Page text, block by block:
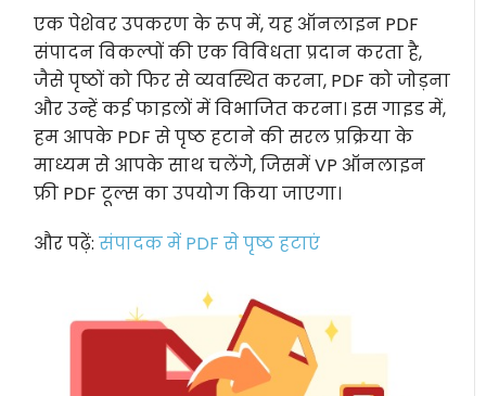
एक पेशेवर उपकरण के रूप में, यह ऑनलाइन PDF
संपादन विकल्पों की एक विविधता प्रदान करता है,
जैसे पृष्ठों को फिर से व्यवस्थित करना, PDF को जोड़ना
और उन्हें कई फाइलों में विभाजित करना। इस गाइड में,
हम आपके PDF से पृष्ठ हटाने की सरल प्रक्रिया के
माध्यम से आपके साथ चलेंगे, जिसमें VP ऑनलाइन
फ्री PDF टूल्स का उपयोग किया जाएगा।
और पढ़ें:संपादक में PDF से पृष्ठ हटाएं